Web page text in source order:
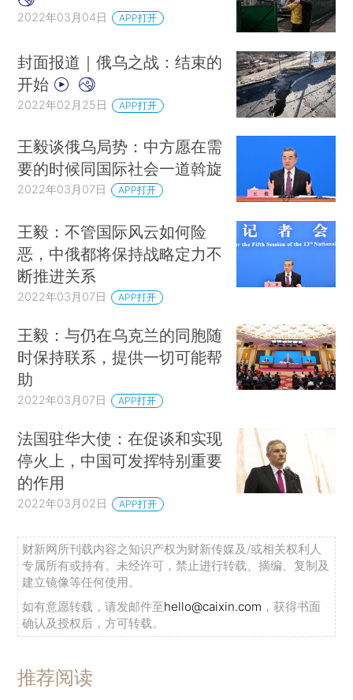
2022年03月04日 APP打开
封面报道｜俄乌之战：结束的
开始
2022年02月25日 APP打开
王毅谈俄乌局势：中方愿在需
要的时候同国际社会一道斡旋
2022年03月07日 APP打开
王毅：不管国际风云如何险
恶，中俄都将保持战略定力不
断推进关系
2022年03月07日 APP打开
王毅：与仍在乌克兰的同胞随
时保持联系，提供一切可能帮
助
2022年03月07日 APP打开
法国驻华大使：在促谈和实现
停火上，中国可发挥特别重要
的作用
2022年03月02日 APP打开
财新网所刊载内容之知识产权为财新传媒及/或相关权利人
专属所有或持有。未经许可，禁止进行转载、摘编、复制及
建立镜像等任何使用。
如有意愿转载，请发邮件至hello@caixin.com ，获得书面
确认及授权后，方可转载。
推荐阅读